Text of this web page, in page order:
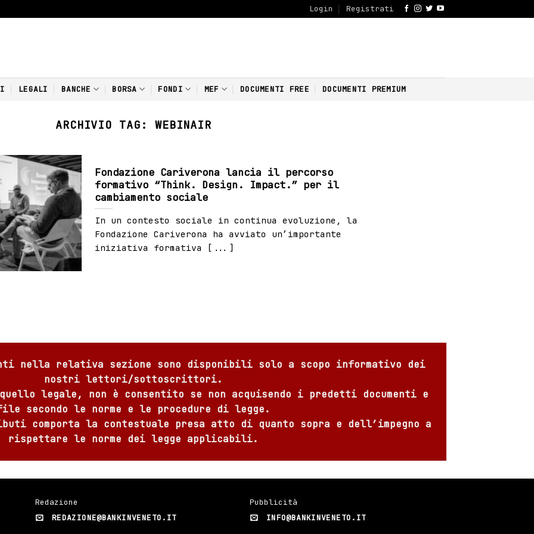
Login Registrati
LEGALI BANCHE BORSA FONDI MEF DOCUMENTI FREE DOCUMENTI PREMIUM
ARCHIVIO TAG: WEBINAIR
Fondazione Cariverona lancia il percorso
formativo “Think. Design. Impact.” per il
cambiamento sociale
In un contesto sociale in continua evoluzione, la
Fondazione Cariverona ha avviato un’importante
iniziativa formativa [...]
nella relativa sezione sono disponibili solo a scopo informativo dei
nostri lettori/sottoscrittori.
legale, non è consentito se non acquisendo i predetti documenti e
secondo le norme e le procedure di legge.
comporta la contestuale presa atto di quanto sopra e dell’impegno a
rispettare le norme dei legge applicabili.
Redazione
REDAZIONE@BANKINVENETO.IT
Pubblicità
INFO@BANKINVENETO.IT